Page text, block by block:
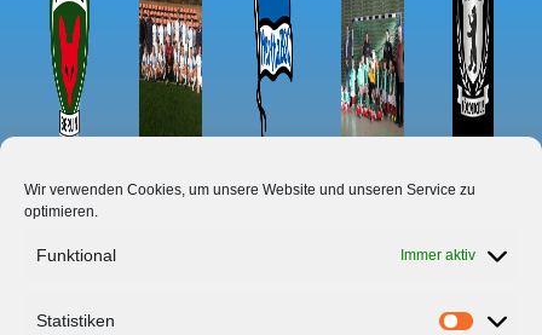
Wir verwenden Cookies, um unsere Website und unseren Service zu
optimieren.
Funktional Immer aktiv
Statistiken